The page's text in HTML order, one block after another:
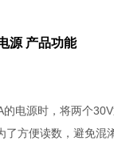
源产品功能
电源时，将两个
了方便读数，避免